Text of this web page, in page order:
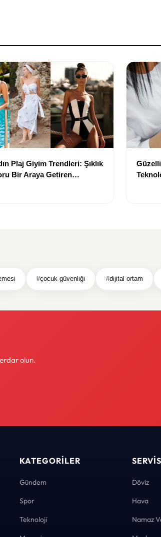
Plaj Giyim Trendleri: Şıklık
Bir Araya Getiren
#çocuk güvenliği #dijital ortam
olun.
KATEGORILER
Gündem
Spor
Teknoloji
Döviz
Hava
Namaz